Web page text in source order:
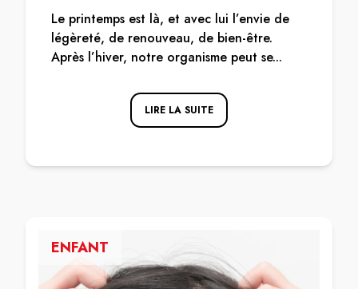
Le printemps est là, et avec lui l’envie de
légèreté, de renouveau, de bien-être.
Après l’hiver, notre organisme peut se...
LIRE LA SUITE
ENFANT